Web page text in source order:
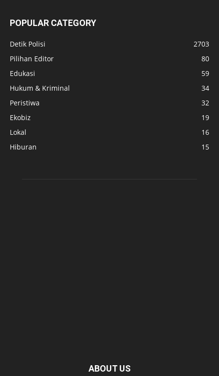
POPULAR CATEGORY
Detik Polisi
2703
Pilihan Editor
80
Edukasi
59
Hukum & Kriminal
34
Peristiwa
32
Ekobiz
19
Lokal
16
Hiburan
15
ABOUT US